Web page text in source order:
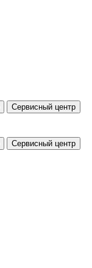
Сервисный центр
Сервисный центр